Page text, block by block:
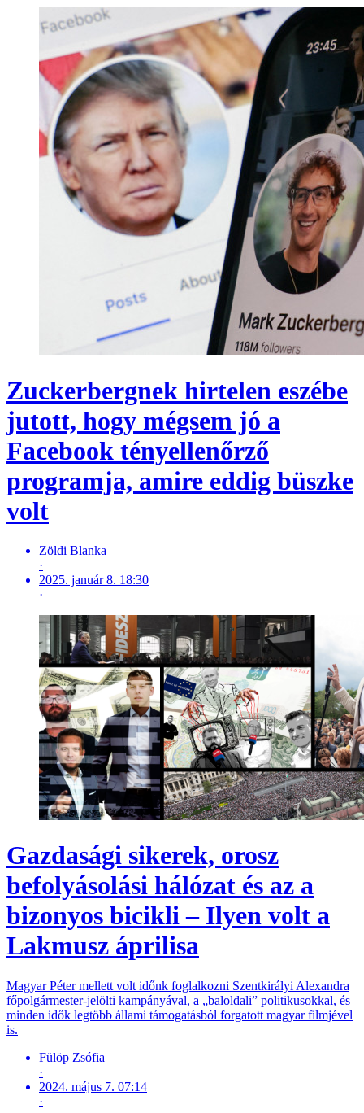
Zuckerbergnek hirtelen eszébe
jutott, hogy mégsem jó a
Facebook tényellenőrző
programja, amire eddig büszke
volt
Zöldi Blanka
·
2025. január 8. 18:30
·
Gazdasági sikerek, orosz
befolyásolási hálózat és az a
bizonyos bicikli – Ilyen volt a
Lakmusz áprilisa
Magyar Péter mellett volt időnk foglalkozni Szentkirályi Alexandra
főpolgármester-jelölti kampányával, a „baloldali” politikusokkal, és
minden idők legtöbb állami támogatásból forgatott magyar filmjével
is.
Fülöp Zsófia
·
2024. május 7. 07:14
·